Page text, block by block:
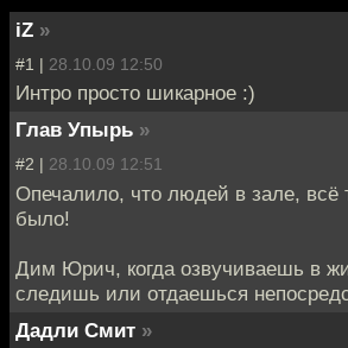
iZ »
#1 | 28.10.09 12:50
Интро просто шикарное :)
Глав Упырь »
#2 | 28.10.09 12:51
Опечалило, что людей в зале, всё
было!
Дим Юрич, когда озвучиваешь в
следишь или отдаешься
Дадли Смит »